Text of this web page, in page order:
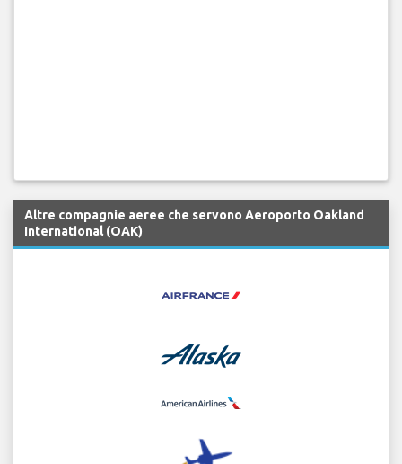
Altre compagnie aeree che servono Aeroporto Oakland
International (OAK)